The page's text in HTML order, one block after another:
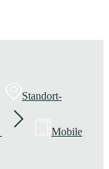
Standort-
Mobile